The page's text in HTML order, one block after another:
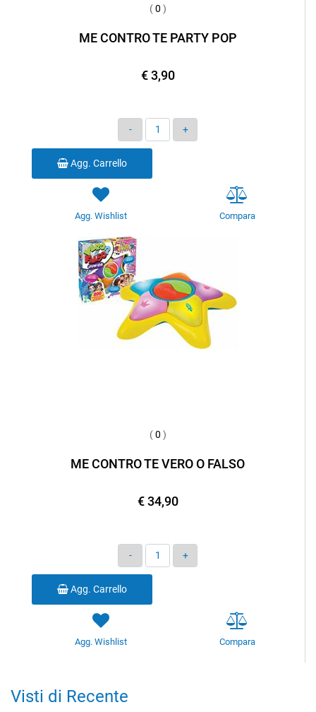
(0 )
ME CONTRO TE PARTY POP
€ 3,90
Quantità
Agg. Carrello
Agg. Wishlist Compara
(0 )
ME CONTRO TE VERO O FALSO
€ 34,90
Quantità
Agg. Carrello
Agg. Wishlist Compara
Visti di Recente